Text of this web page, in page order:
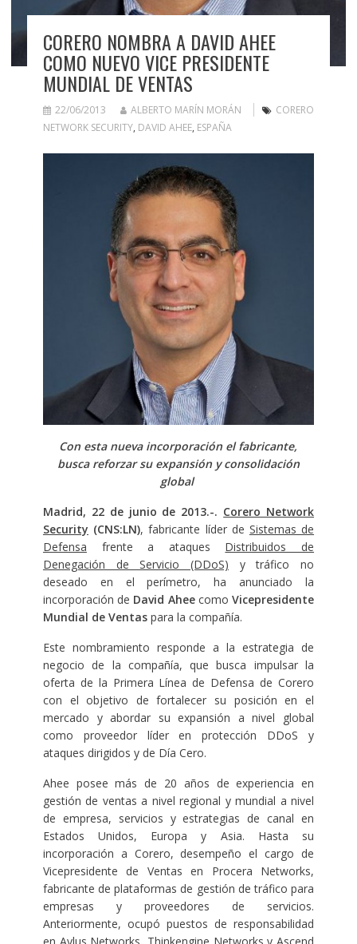
CORERO NOMBRA A DAVID AHEE
COMO NUEVO VICE PRESIDENTE
MUNDIAL DE VENTAS
22/06/2013 ALBERTO MARÍN MORÁN
CORERO
NETWORK SECURITY, DAVID AHEE, ESPAÑA
Con esta nueva incorporación el fabricante,
busca reforzar su expansión y consolidación
global
Madrid, 22 de junio de 2013.-. Corero Network
Security (CNS:LN), fabricante líder de Sistemas de
Defensa frente a ataques Distribuidos de
Denegación de Servicio (DDoS) y tráfico no
deseado en el perímetro, ha anunciado la
incorporación de David AheecomoVicepresidente
Mundial de Ventaspara la compañía.
Este nombramiento responde a la estrategia de
negocio de la compañía, que busca impulsar la
oferta de la Primera Línea de Defensa de Corero
con el objetivo de fortalecer su posición en el
mercado y abordar su expansión a nivel global
como proveedor líder en protección DDoS y
ataques dirigidos y de Día Cero.
Ahee posee más de 20 años de experiencia en
gestión de ventas a nivel regional y mundial a nivel
de empresa, servicios y estrategias de canal en
Estados Unidos, Europa y Asia. Hasta su
incorporación a Corero, desempeño el cargo de
Vicepresidente de Ventas en Procera Networks,
fabricante de plataformas de gestión de tráfico para
empresas y proveedores de servicios.
Anteriormente, ocupó puestos de responsabilidad